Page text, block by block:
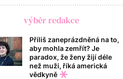
výběr redakce
Příliš zaneprázdněná na to,
aby mohla zemřít? Je
paradox, že ženy žijí déle
než muži, říká americká
vědkyně